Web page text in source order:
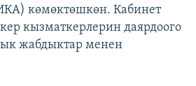
көмөктөшкөн. Кабинет
кызматкерлерин даярдоого
жабдыктар менен